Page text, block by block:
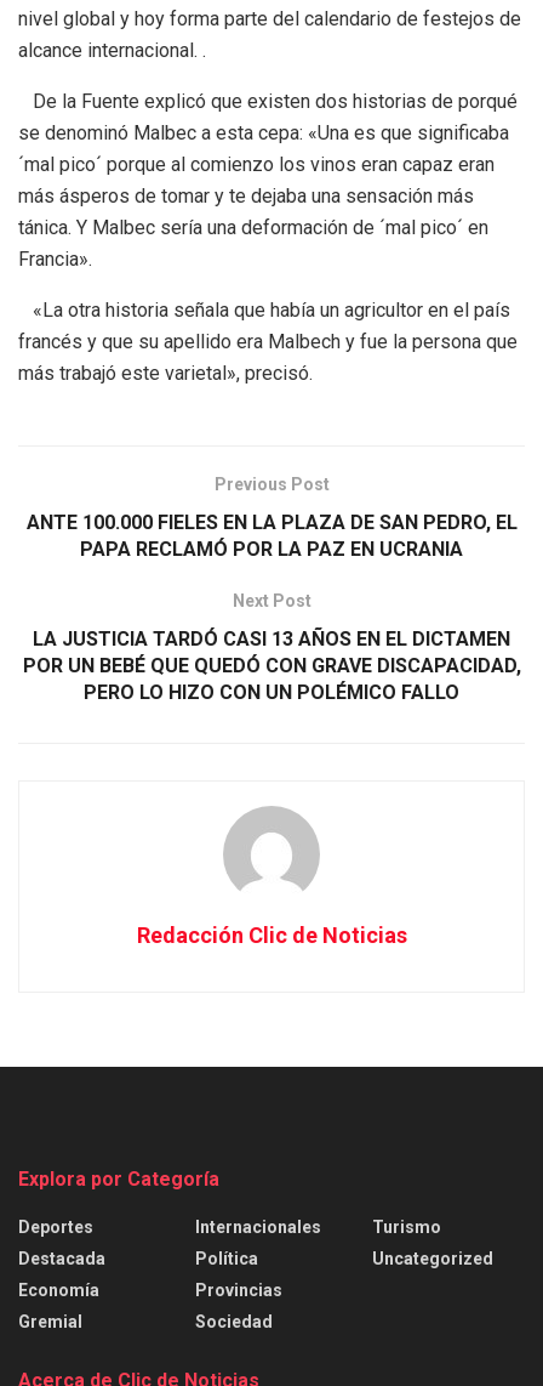
nivel global y hoy forma parte del calendario de festejos de
alcance internacional. .
De la Fuente explicó que existen dos historias de porqué
se denominó Malbec a esta cepa: «Una es que significaba
´mal pico´ porque al comienzo los vinos eran capaz eran
más ásperos de tomar y te dejaba una sensación más
tánica. Y Malbec sería una deformación de ´mal pico´ en
Francia».
«La otra historia señala que había un agricultor en el país
francés y que su apellido era Malbech y fue la persona que
más trabajó este varietal», precisó.
Previous Post
ANTE 100.000 FIELES EN LA PLAZA DE SAN PEDRO, EL
PAPA RECLAMÓ POR LA PAZ EN UCRANIA
Next Post
LA JUSTICIA TARDÓ CASI 13 AÑOS EN EL DICTAMEN
POR UN BEBÉ QUE QUEDÓ CON GRAVE DISCAPACIDAD,
PERO LO HIZO CON UN POLÉMICO FALLO
Redacción Clic de Noticias
Explora por Categoría
Deportes
Destacada
Economía
Gremial
Internacionales
Política
Provincias
Sociedad
Turismo
Uncategorized
Acerca de Clic de Noticias